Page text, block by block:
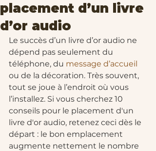
placement d’un livre
d’or audio
Le succès d’un livre d’or audio ne
dépend pas seulement du
téléphone, du message d’accueil
ou de la décoration. Très souvent,
tout se joue à l’endroit où vous
l’installez. Si vous cherchez 10
conseils pour le placement d'un
livre d'or audio, retenez ceci dès le
départ : le bon emplacement
augmente nettement le nombre